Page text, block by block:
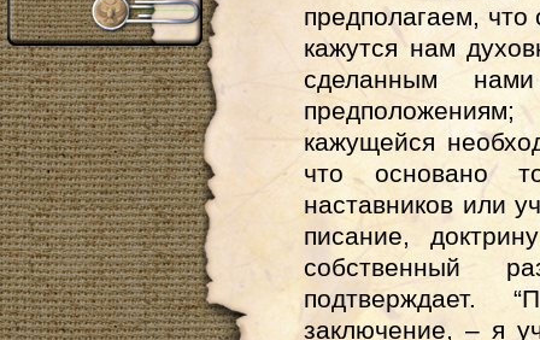
предполагаем,
кажутся нам
сделанным
кажущейся
что основано
наставников или
писание,
собственный
заключение, – я